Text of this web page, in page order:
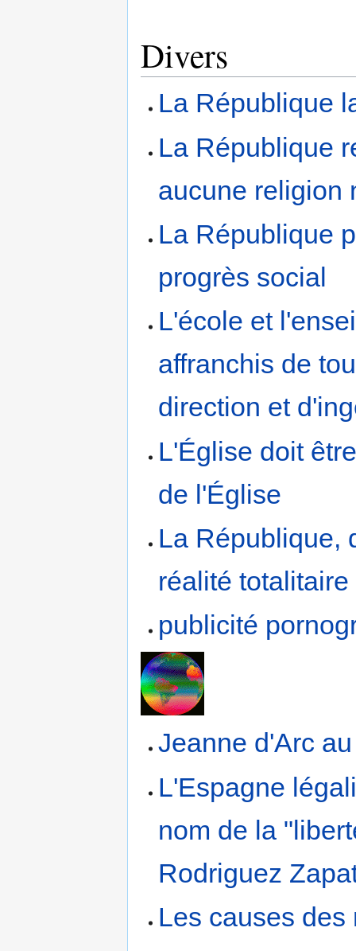
Divers
La République
La République
aucune religion
La République
progrès social
L'école et
affranchis de
direction et
L'Église doit
de l'Église
La République,
réalité totalitaire
publicité
Jeanne d'Arc
L'Espagne
nom de la
Rodriguez
Les causes